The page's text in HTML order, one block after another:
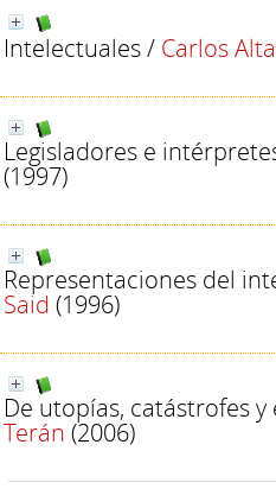
Intelectuales/ Carlos
Legisladores e
(1997)
Representaciones del
Said (1996)
De utopías, catástrofes y
Terán (2006)